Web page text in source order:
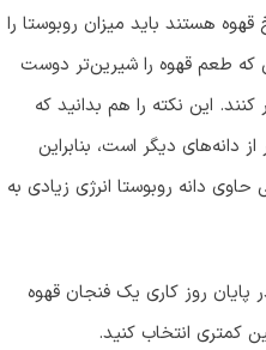
هستند باید میزان روبوستا را
که طعم قهوه را شیرین‌تر دوست
این نکته را هم بدانید که
از دانه‌های دیگر است، بنابراین
دانه روبوستا انرژی زیادی به
پایان روز کاری یک فنجان قهوه
کمتری انتخاب کنید.